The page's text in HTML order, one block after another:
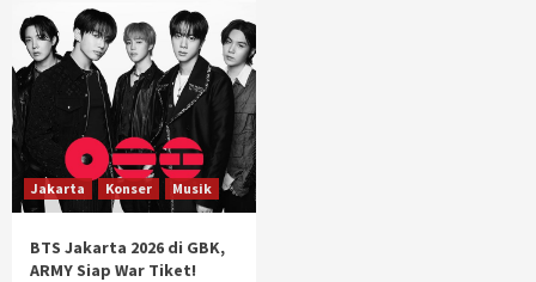
Jakarta Konser Musik
BTS Jakarta 2026 di GBK,
ARMY Siap War Tiket!